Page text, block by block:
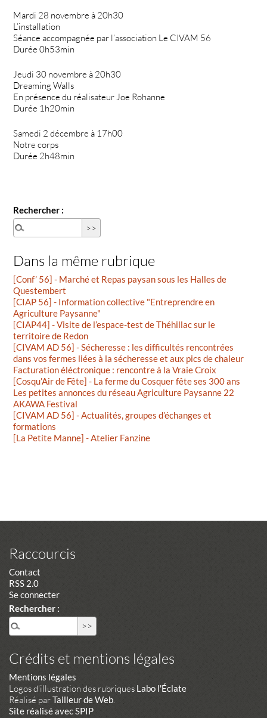
Mardi 28 novembre à 20h30
L’installation
Séance accompagnée par l’association Le CIVAM 56
Durée 0h53min
Jeudi 30 novembre à 20h30
Dreaming Walls
En présence du réalisateur Joe Rohanne
Durée 1h20min
Samedi 2 décembre à 17h00
Notre corps
Durée 2h48min
Rechercher :
Dans la même rubrique
[Conf’ 56] - Marché et Repas paysan sous les Halles de
Questembert
[CIAP 56] - Information collective "Entreprendre en
Agriculture Paysanne"
[CIAP44] - Visite de l’espace-test de Théhillac sur le
territoire de Redon
[CIVAM AD 56] - Sécheresse : les difficultés rencontrées
dans vos fermes liées à la sécheresse et aux pics de chaleur
Facturation éléctronique : rencontre à la Vraie Croix
[Cosqu’Air de Fête] - La ferme du Cosquer fête ses 300 ans
Les petites annonces du réseau Agriculture Paysanne 22
AKAWA Festival
[CIVAM AD 56] - Actualités, groupes d’échanges et
formations
[La Petite Manne] - Atelier Fanzine
Raccourcis
Contact
RSS 2.0
Se connecter
Rechercher :
Crédits et mentions légales
Mentions légales
Logos d'illustration des rubriques Labo l'Éclate
Réalisé parTailleur de Web.
Site réalisé avec SPIP